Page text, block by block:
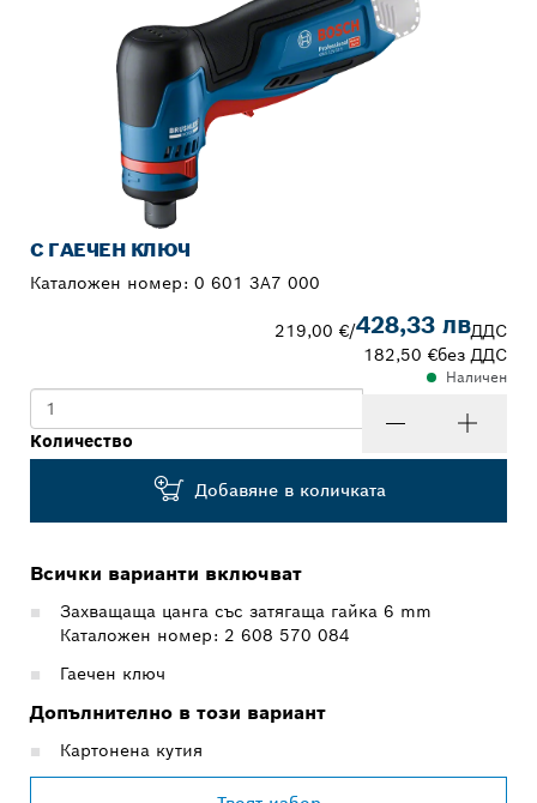
С ГАЕЧЕН КЛЮЧ
Каталожен номер: 0 601 3A7 000
219,00 €/428,33 лвДДС
182,50 €без ДДС
Наличен
Количество
Добавяне в количката
Всички варианти включват
Захващаща цанга със затягаща гайка 6 mm
Каталожен номер: 2 608 570 084
Гаечен ключ
Допълнително в този вариант
Картонена кутия